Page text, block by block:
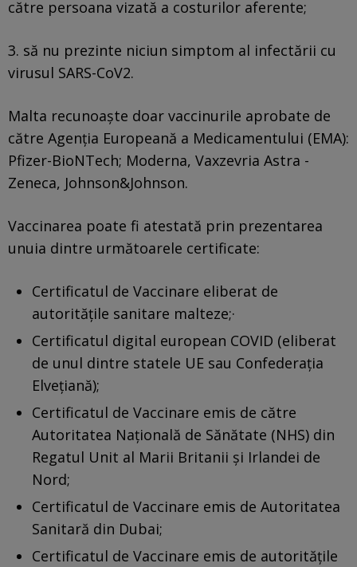
către persoana vizată a costurilor aferente;
3. să nu prezinte niciun simptom al infectării cu
virusul SARS-CoV2.
Malta recunoaşte doar vaccinurile aprobate de
către Agenţia Europeană a Medicamentului (EMA):
Pfizer-BioNTech; Moderna, Vaxzevria Astra -
Zeneca, Johnson&Johnson.
Vaccinarea poate fi atestată prin prezentarea
unuia dintre următoarele certificate:
Certificatul de Vaccinare eliberat de
autorităţile sanitare malteze;·
Certificatul digital european COVID (eliberat
de unul dintre statele UE sau Confederaţia
Elveţiană);
Certificatul de Vaccinare emis de către
Autoritatea Naţională de Sănătate (NHS) din
Regatul Unit al Marii Britanii şi Irlandei de
Nord;
Certificatul de Vaccinare emis de Autoritatea
Sanitară din Dubai;
Certificatul de Vaccinare emis de autorităţile